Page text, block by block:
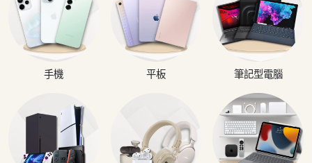
手機 平板 筆記型電腦